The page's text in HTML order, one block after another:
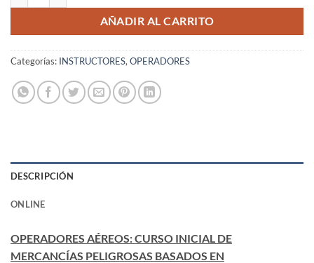
AÑADIR AL CARRITO
Categorías: INSTRUCTORES, OPERADORES
DESCRIPCIÓN
ONLINE
OPERADORES AÉREOS: CURSO INICIAL DE
MERCANCÍAS PELIGROSAS BASADOS EN